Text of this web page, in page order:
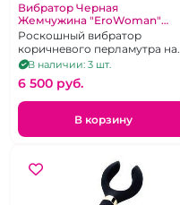
Вибратор Черная
Жемчужина "EroWoman"
Перламутровый на присоске
Роскошный вибратор
коричневого перламутра на
дистанционном управлении.
В наличии: 3 шт.
6 500 pуб.
В корзину